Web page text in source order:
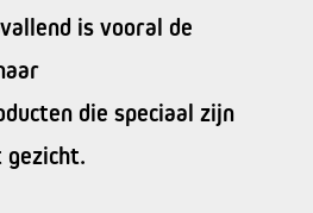
is vooral de
die speciaal zijn